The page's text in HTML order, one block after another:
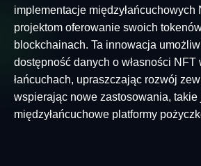
implementacje międzyłańcuchowych
projektom oferowanie swoich
blockchainach. Ta innowacja
dostępność danych o własności NFT
łańcuchach, upraszczając rozwój
wspierając nowe zastosowania, takie
międzyłańcuchowe platformy